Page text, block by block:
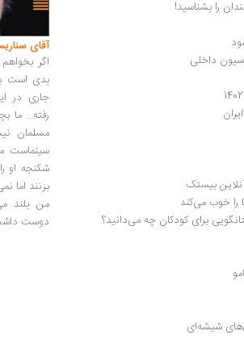
را بشناسید!
بیستک
برای کودکان چه می‌دانید؟
شیشه‌ای
آقای
اگر
بدی است
جاری در
رفته... ما
مسلمان
سینماست
شکنجه او
بزنند اما
من بلند
دوست